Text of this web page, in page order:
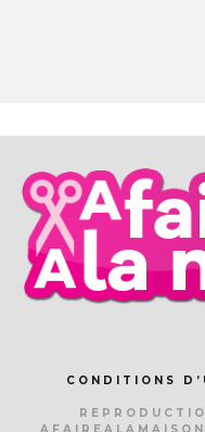
CONDITIONS